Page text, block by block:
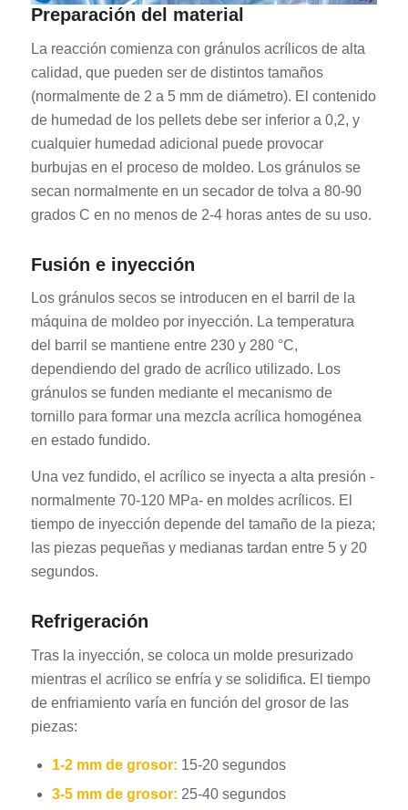
Preparación del material
La reacción comienza con gránulos acrílicos de alta
calidad, que pueden ser de distintos tamaños
(normalmente de 2 a 5 mm de diámetro). El contenido
de humedad de los pellets debe ser inferior a 0,2, y
cualquier humedad adicional puede provocar
burbujas en el proceso de moldeo. Los gránulos se
secan normalmente en un secador de tolva a 80-90
grados C en no menos de 2-4 horas antes de su uso.
Fusión e inyección
Los gránulos secos se introducen en el barril de la
máquina de moldeo por inyección. La temperatura
del barril se mantiene entre 230 y 280 °C,
dependiendo del grado de acrílico utilizado. Los
gránulos se funden mediante el mecanismo de
tornillo para formar una mezcla acrílica homogénea
en estado fundido.
Una vez fundido, el acrílico se inyecta a alta presión -
normalmente 70-120 MPa- en moldes acrílicos. El
tiempo de inyección depende del tamaño de la pieza;
las piezas pequeñas y medianas tardan entre 5 y 20
segundos.
Refrigeración
Tras la inyección, se coloca un molde presurizado
mientras el acrílico se enfría y se solidifica. El tiempo
de enfriamiento varía en función del grosor de las
piezas:
1-2 mm de grosor: 15-20 segundos
3-5 mm de grosor: 25-40 segundos